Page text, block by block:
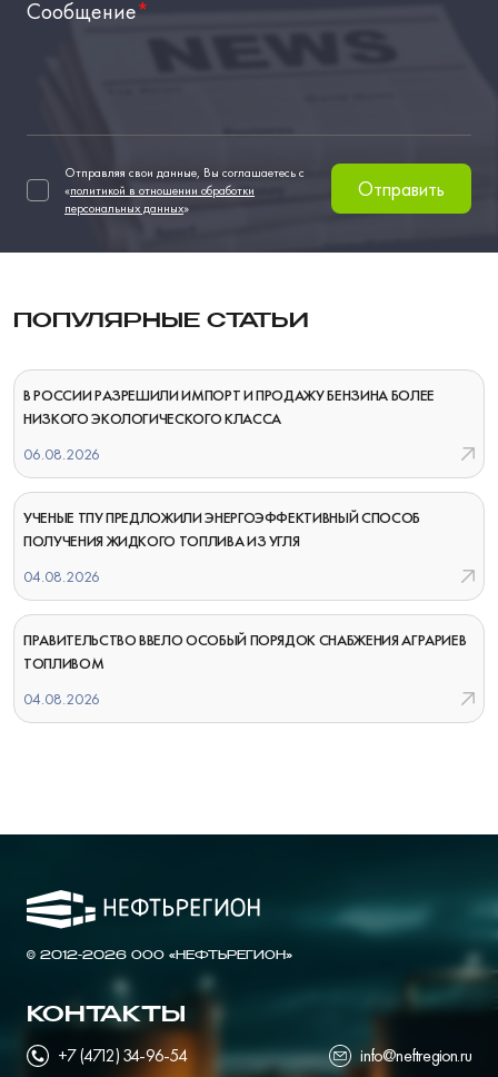
Сообщение*
Отправляя свои данные, Вы соглашаетесь с
«политикой в отношении обработки
персональных данных»
Отправить
ПОПУЛЯРНЫЕ СТАТЬИ
В РОССИИ РАЗРЕШИЛИ ИМПОРТ И ПРОДАЖУ БЕНЗИНА БОЛЕЕ
НИЗКОГО ЭКОЛОГИЧЕСКОГО КЛАССА
06.08.2026
УЧЕНЫЕ ТПУ ПРЕДЛОЖИЛИ ЭНЕРГОЭФФЕКТИВНЫЙ СПОСОБ
ПОЛУЧЕНИЯ ЖИДКОГО ТОПЛИВА ИЗ УГЛЯ
04.08.2026
ПРАВИТЕЛЬСТВО ВВЕЛО ОСОБЫЙ ПОРЯДОК СНАБЖЕНИЯ АГРАРИЕВ
ТОПЛИВОМ
04.08.2026
© 2012-2026 ООО «НЕФТЬРЕГИОН»
КОНТАКТЫ
+7 (4712) 34-96-54 info@neftregion.ru